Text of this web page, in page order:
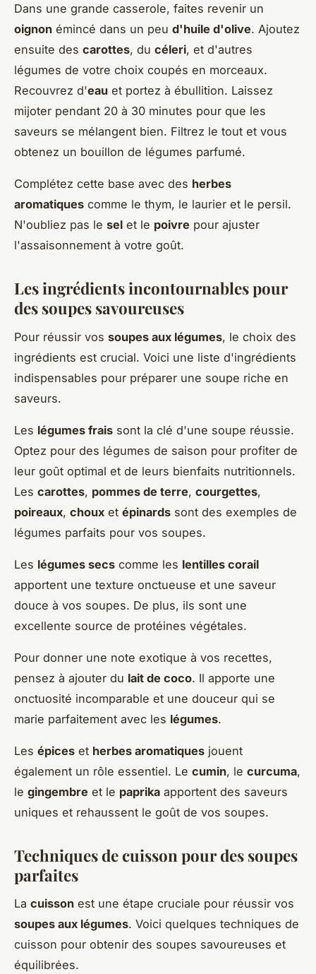
Dans une grande casserole, faites revenir un
oignon émincé dans un peu d'huile d'olive. Ajoutez
ensuite des carottes, du céleri, et d'autres
légumes de votre choix coupés en morceaux.
Recouvrez d'eau et portez à ébullition. Laissez
mijoter pendant 20 à 30 minutes pour que les
saveurs se mélangent bien. Filtrez le tout et vous
obtenez un bouillon de légumes parfumé.
Complétez cette base avec des herbes
aromatiques comme le thym, le laurier et le persil.
N'oubliez pas le sel et le poivre pour ajuster
l'assaisonnement à votre goût.
Les ingrédients incontournables pour
des soupes savoureuses
Pour réussir vos soupes aux légumes, le choix des
ingrédients est crucial. Voici une liste d'ingrédients
indispensables pour préparer une soupe riche en
saveurs.
Les légumes frais sont la clé d'une soupe réussie.
Optez pour des légumes de saison pour profiter de
leur goût optimal et de leurs bienfaits nutritionnels.
Les carottes, pommes de terre, courgettes,
poireaux, choux et épinards sont des exemples de
légumes parfaits pour vos soupes.
Les légumes secs comme les lentilles corail
apportent une texture onctueuse et une saveur
douce à vos soupes. De plus, ils sont une
excellente source de protéines végétales.
Pour donner une note exotique à vos recettes,
pensez à ajouter du lait de coco. Il apporte une
onctuosité incomparable et une douceur qui se
marie parfaitement avec les légumes.
Les épices et herbes aromatiques jouent
également un rôle essentiel. Le cumin, le curcuma,
le gingembre et le paprika apportent des saveurs
uniques et rehaussent le goût de vos soupes.
Techniques de cuisson pour des soupes
parfaites
La cuisson est une étape cruciale pour réussir vos
soupes aux légumes. Voici quelques techniques de
cuisson pour obtenir des soupes savoureuses et
équilibrées.